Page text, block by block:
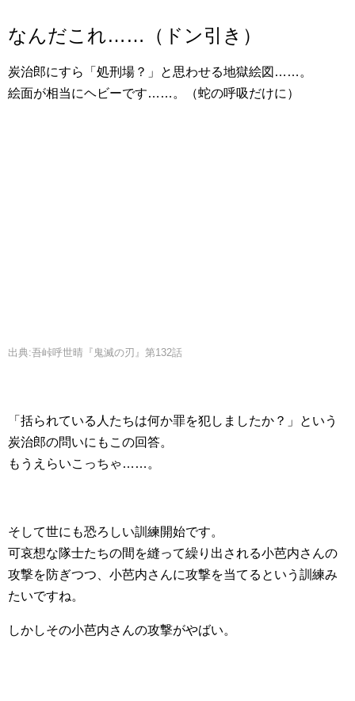
なんだこれ……（ドン引き）
炭治郎にすら「処刑場？」と思わせる地獄絵図……。
絵面が相当にヘビーです……。（蛇の呼吸だけに）
出典:吾峠呼世晴『鬼滅の刃』第132話
「括られている人たちは何か罪を犯しましたか？」という
炭治郎の問いにもこの回答。
もうえらいこっちゃ……。
そして世にも恐ろしい訓練開始です。
可哀想な隊士たちの間を縫って繰り出される小芭内さんの
攻撃を防ぎつつ、小芭内さんに攻撃を当てるという訓練み
たいですね。
しかしその小芭内さんの攻撃がやばい。